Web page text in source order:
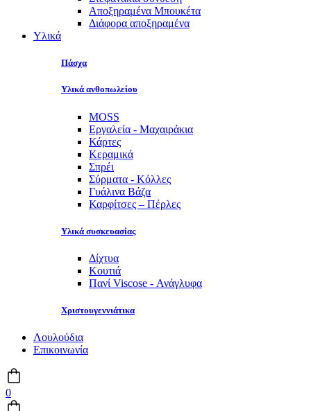
Αποξηραμένα Μπουκέτα
Διάφορα αποξηραμένα
Υλικά
Πάσχα
Υλικά ανθοπωλείου
MOSS
Εργαλεία - Μαχαιράκια
Κάρτες
Κεραμικά
Σπρέι
Σύρματα - Κόλλες
Γυάλινα Βάζα
Καρφίτσες – Πέρλες
Υλικά συσκευασίας
Δίχτυα
Κουτιά
Πανί Viscose - Ανάγλυφα
Χριστουγεννιάτικα
Λουλούδια
Επικοινωνία
0